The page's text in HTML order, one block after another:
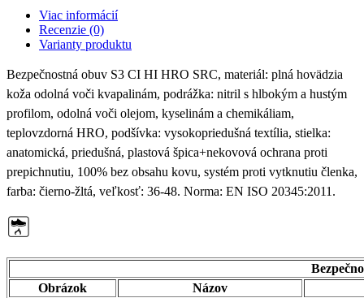
Viac informácií
Recenzie (0)
Varianty produktu
Bezpečnostná obuv S3 CI HI HRO SRC, materiál: plná hovädzia
koža odolná voči kvapalinám, podrážka: nitril s hlbokým a hustým
profilom, odolná voči olejom, kyselinám a chemikáliam,
teplovzdorná HRO, podšívka: vysokopriedušná textília, stielka:
anatomická, priedušná, plastová špica+nekovová ochrana proti
prepichnutiu, 100% bez obsahu kovu, systém proti vytknutiu členka,
farba: čierno-žltá, veľkosť: 36-48. Norma: EN ISO 20345:2011.
Obrázok
Názov